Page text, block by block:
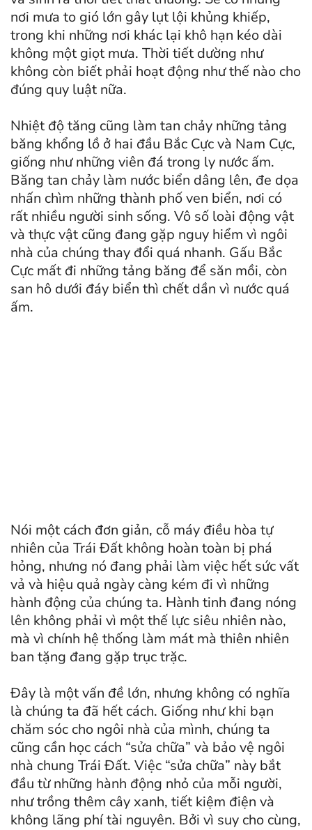
nơi mưa to gió lớn gây lụt lội khủng khiếp,
trong khi những nơi khác lại khô hạn kéo dài
không một giọt mưa. Thời tiết dường như
không còn biết phải hoạt động như thế nào cho
đúng quy luật nữa.
Nhiệt độ tăng cũng làm tan chảy những tảng
băng khổng lồ ở hai đầu Bắc Cực và Nam Cực,
giống như những viên đá trong ly nước ấm.
Băng tan chảy làm nước biển dâng lên, đe dọa
nhấn chìm những thành phố ven biển, nơi có
rất nhiều người sinh sống. Vô số loài động vật
và thực vật cũng đang gặp nguy hiểm vì ngôi
nhà của chúng thay đổi quá nhanh. Gấu Bắc
Cực mất đi những tảng băng để săn mồi, còn
san hô dưới đáy biển thì chết dần vì nước quá
ấm.
Nói một cách đơn giản, cỗ máy điều hòa tự
nhiên của Trái Đất không hoàn toàn bị phá
hỏng, nhưng nó đang phải làm việc hết sức vất
vả và hiệu quả ngày càng kém đi vì những
hành động của chúng ta. Hành tinh đang nóng
lên không phải vì một thế lực siêu nhiên nào,
mà vì chính hệ thống làm mát mà thiên nhiên
ban tặng đang gặp trục trặc.
Đây là một vấn đề lớn, nhưng không có nghĩa
là chúng ta đã hết cách. Giống như khi bạn
chăm sóc cho ngôi nhà của mình, chúng ta
cũng cần học cách “sửa chữa” và bảo vệ ngôi
nhà chung Trái Đất. Việc “sửa chữa” này bắt
đầu từ những hành động nhỏ của mỗi người,
như trồng thêm cây xanh, tiết kiệm điện và
không lãng phí tài nguyên. Bởi vì suy cho cùng,